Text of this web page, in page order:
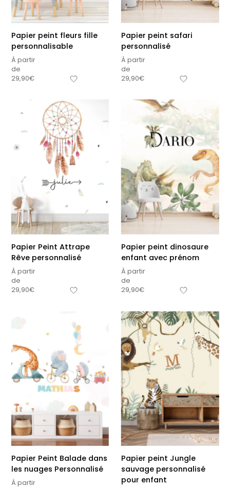
Papier peint fleurs fille
personnalisable
À partir
de
29,90€
Papier peint safari
personnalisé
À partir
de
29,90€
Papier Peint Attrape
Rêve personnalisé
À partir
de
29,90€
Papier peint dinosaure
enfant avec prénom
À partir
de
29,90€
Papier Peint Balade dans
les nuages Personnalisé
À partir
Papier peint Jungle
sauvage personnalisé
pour enfant